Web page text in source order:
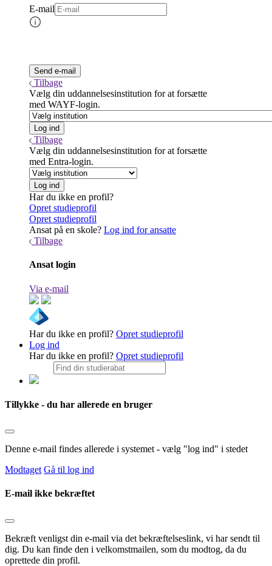
E-mail
Tilbage
Vælg din uddannelsesinstitution for at forsætte
med WAYF-login.
Tilbage
Vælg din uddannelsesinstitution for at forsætte
med Entra-login.
Har du ikke en profil?
Opret studieprofil
Opret studieprofil
Ansat på en skole? Log ind for ansatte
Tilbage
Ansat login
Via e-mail
Har du ikke en profil? Opret studieprofil
Log ind
Har du ikke en profil? Opret studieprofil
Tillykke - du har allerede en bruger
Denne e-mail findes allerede i systemet - vælg "log ind" i stedet
Modtaget Gå til log ind
E-mail ikke bekræftet
Bekræft venligst din e-mail via det bekræftelseslink, vi har sendt til
dig. Du kan finde den i velkomstmailen, som du modtog, da du
oprettede din profil.